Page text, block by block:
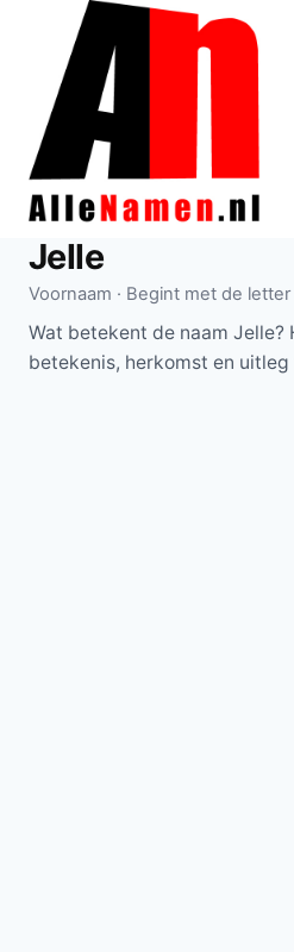
Doorgaan
inhoud
Jelle
Voornaam · Begint met de letter
Wat betekent de naam Jelle?
betekenis, herkomst en